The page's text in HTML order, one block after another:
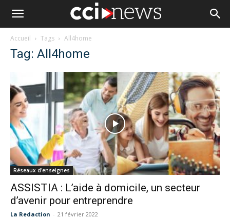
Accueil Tags All4home
Tag: All4home
Réseaux d'enseignes
ASSISTIA : L’aide à domicile, un secteur
d’avenir pour entreprendre
La Redaction - 21 février 2022